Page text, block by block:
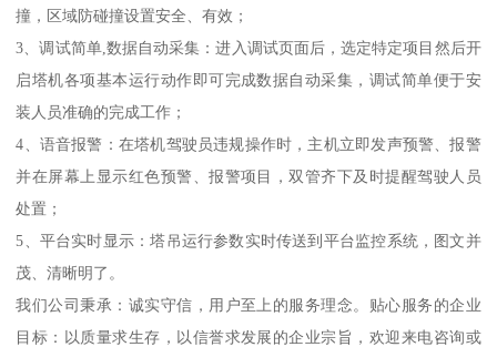
撞，区域防碰撞设置安全、有效；
3、调试简单,数据自动采集：进入调试页面后，选定特定项目然后开
启塔机各项基本运行动作即可完成数据自动采集，调试简单便于安
装人员准确的完成工作；
4、语音报警：在塔机驾驶员违规操作时，主机立即发声预警、报警
并在屏幕上显示红色预警、报警项目，双管齐下及时提醒驾驶人员
处置；
5、平台实时显示：塔吊运行参数实时传送到平台监控系统，图文并
茂、清晰明了。
我们公司秉承：诚实守信，用户至上的服务理念。贴心服务的企业
目标：以质量求生存，以信誉求发展的企业宗旨，欢迎来电咨询或